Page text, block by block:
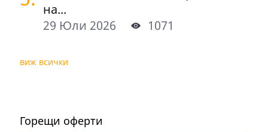
на...
29 Юли 2026
1071
виж всички
Горещи оферти